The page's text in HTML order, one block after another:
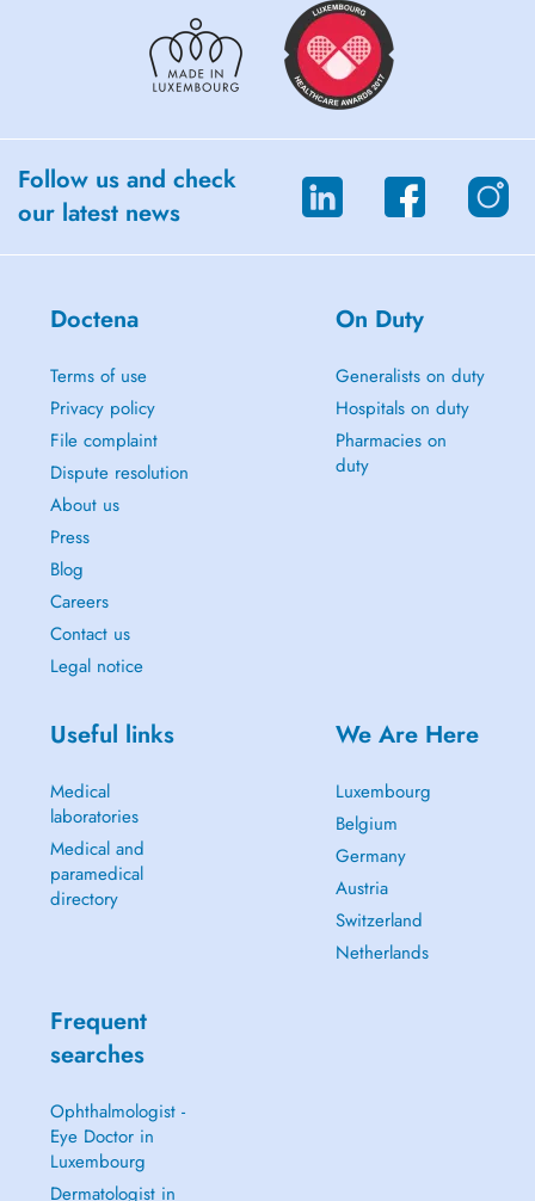
Follow us and check
our latest news
Doctena
Terms of use
Privacy policy
File complaint
Dispute resolution
About us
Press
Blog
Careers
Contact us
Legal notice
On Duty
Generalists on duty
Hospitals on duty
Pharmacies on
duty
Useful links
Medical
laboratories
Medical and
paramedical
directory
We Are Here
Luxembourg
Belgium
Germany
Austria
Switzerland
Netherlands
Frequent
searches
Ophthalmologist -
Eye Doctor in
Luxembourg
Dermatologist in